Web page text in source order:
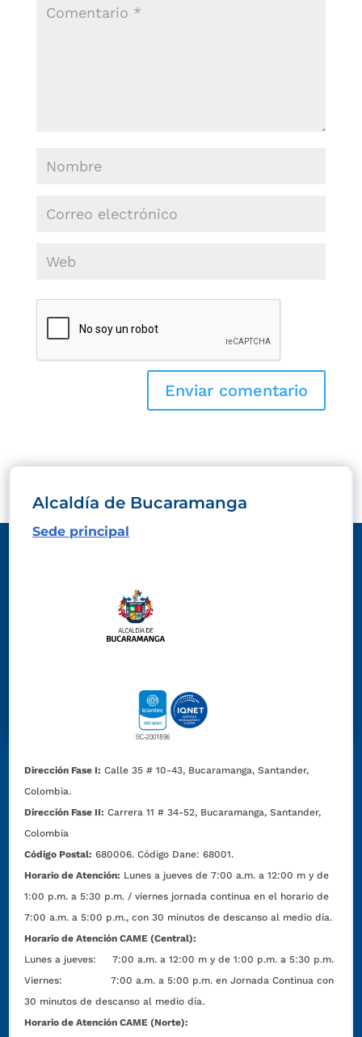
Alcaldía de Bucaramanga
Sede principal
Dirección Fase I: Calle 35 # 10-43, Bucaramanga, Santander,
Colombia.
Dirección Fase II: Carrera 11 # 34-52, Bucaramanga, Santander,
Colombia
Código Postal: 680006. Código Dane: 68001.
Horario de Atención: Lunes a jueves de 7:00 a.m. a 12:00 m y de
1:00 p.m. a 5:30 p.m. / viernes jornada continua en el horario de
7:00 a.m. a 5:00 p.m., con 30 minutos de descanso al medio día.
Horario de Atención CAME (Central):
Lunes a jueves: 7:00 a.m. a 12:00 m y de 1:00 p.m. a 5:30 p.m.
Viernes: 7:00 a.m. a 5:00 p.m. en Jornada Continua con
30 minutos de descanso al medio día.
Horario de Atención CAME (Norte):